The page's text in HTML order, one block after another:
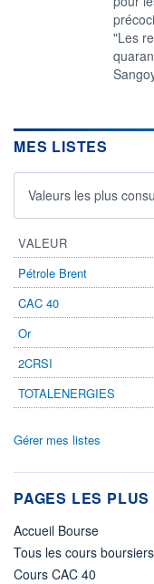
"Les
MES LISTES
Valeurs les plus
VALEUR
Pétrole Brent
CAC 40
Or
2CRSI
TOTALENERGIES
Gérer mes listes
PAGES LES
Accueil Bourse
Tous les cours boursiers
Cours CAC 40